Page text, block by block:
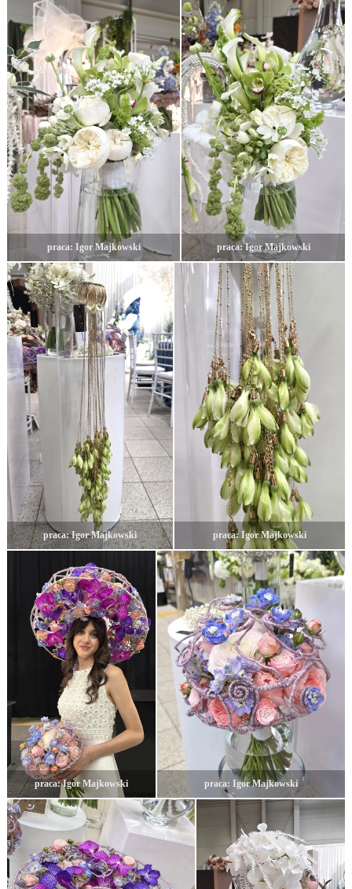
praca: Igor Majkowski praca: Igor Majkowski
praca: Igor Majkowski praca: Igor Majkowski
praca: Igor Majkowski praca: Igor Majkowski